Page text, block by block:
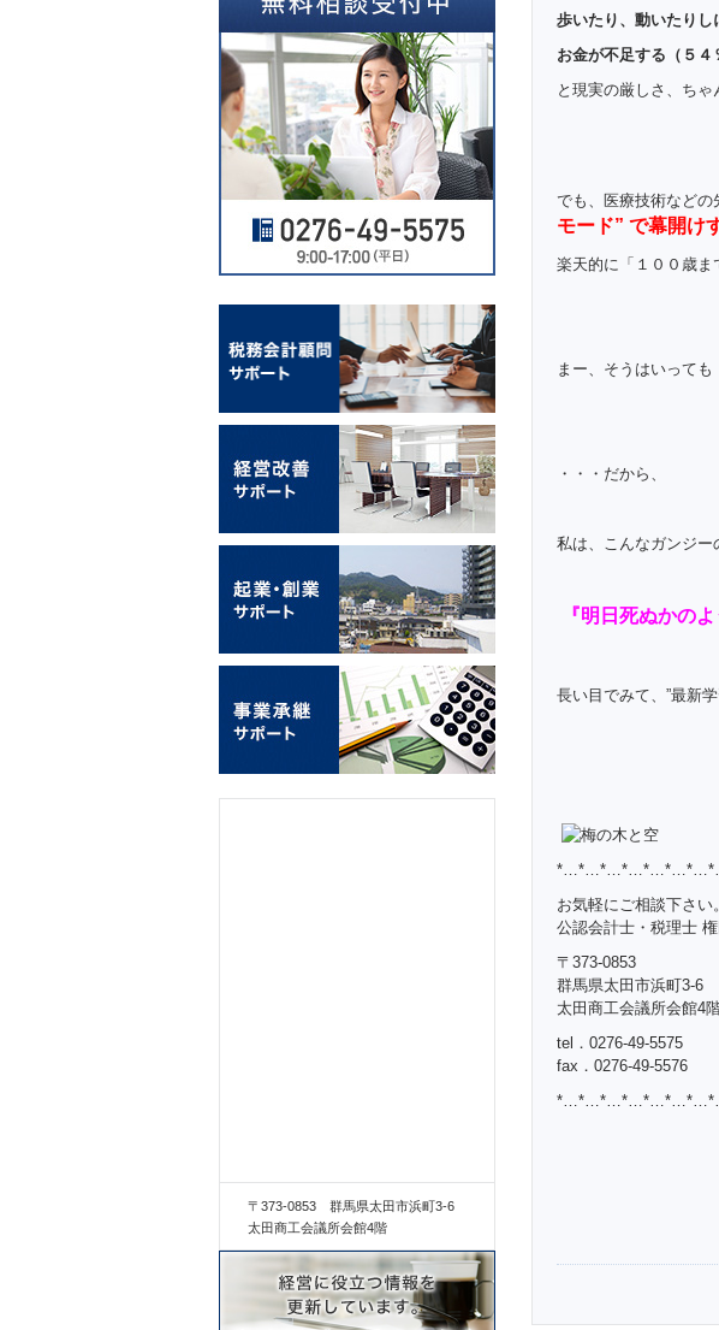
歩いたり、動いたりし
お金が不足する（５４
と現実の厳しさ、ちゃ
でも、医療技術などの
モード” で幕開け
楽天的に「１００歳ま
まー、そうはいって
・・・だから、
私は、こんなガンジー
『明日死ぬかの
長い目でみて、”最新
お気軽にご相談下さい。
公認会計士・税理士
〒373-0853
群馬県太田市浜町3-6
太田商工会議所会館4
tel．0276-49-5575
fax．0276-49-5576
〒373-0853 群馬県太田市浜町3-6
太田商工会議所会館4階